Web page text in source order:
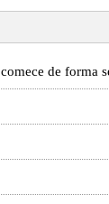
de forma